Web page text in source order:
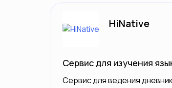
HiNative
Сервис для изучения
Сервис для ведения